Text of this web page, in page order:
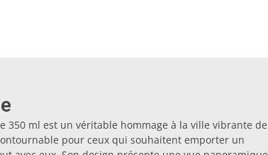
350 ml est un véritable hommage à la ville vibrante de
pour ceux qui souhaitent emporter un